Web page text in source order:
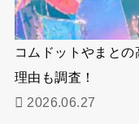
コムドットやまと
理由も調査！
2026.06.27